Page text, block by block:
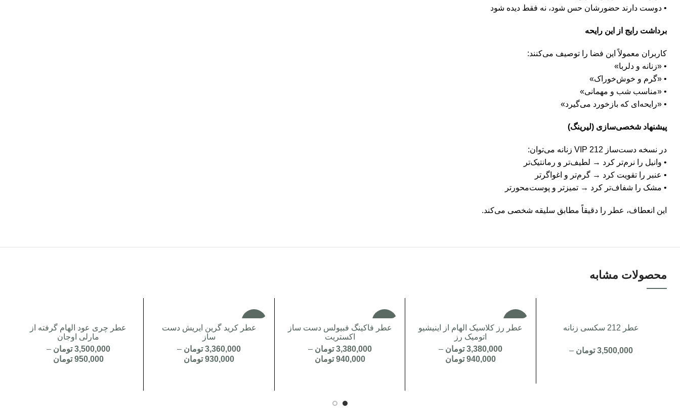
• دوست دارند حضورشان حس شود، نه فقط دیده شود
برداشت رایج از این رایحه
کاربران معمولاً این فضا را توصیف می‌کنند:
• «زنانه و دلربا»
• «گرم و خوش‌خوراک»
• «مناسب شب و مهمانی»
• «رایحه‌ای که بازخورد می‌گیرد»
پیشنهاد شخصی‌سازی (لیرینگ)
در نسخه دست‌ساز 212 VIP زنانه می‌توان:
• وانیل را نرم‌تر کرد → لطیف‌تر و رمانتیک‌تر
• عنبر را تقویت کرد → گرم‌تر و اغواگرتر
• مشک را شفاف‌تر کرد → تمیزتر و پوست‌محورتر
این انعطاف، عطر را دقیقاً مطابق سلیقه شخصی می‌کند.
محصولات مشابه
عطر 212 سکسی زنانه
3,500,000 تومان –
عطر رز کلاسیک الهام از اینیشیو
اتومیک رز
3,380,000 تومان –
940,000 تومان
عطر فاکینگ فبیولس دست ساز
اکستریت
3,380,000 تومان –
940,000 تومان
عطر کرید گرین ایریش دست
ساز
3,360,000 تومان –
930,000 تومان
عطر چری عود الهام گرفته از
مارلی اوجان
3,500,000 تومان –
950,000 تومان